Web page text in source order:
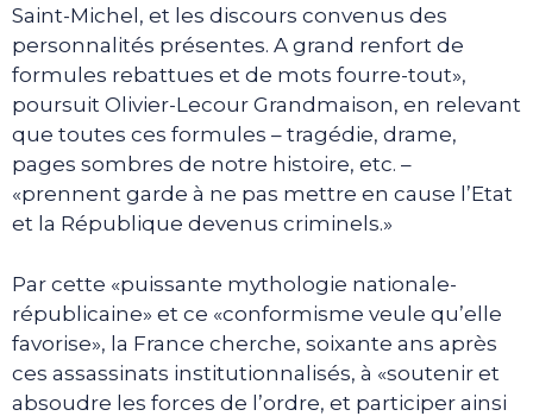
Saint-Michel, et les discours convenus des
personnalités présentes. A grand renfort de
formules rebattues et de mots fourre-tout»,
poursuit Olivier-Lecour Grandmaison, en relevant
que toutes ces formules – tragédie, drame,
pages sombres de notre histoire, etc. –
«prennent garde à ne pas mettre en cause l’Etat
et la République devenus criminels.»
Par cette «puissante mythologie nationale-
républicaine» et ce «conformisme veule qu’elle
favorise», la France cherche, soixante ans après
ces assassinats institutionnalisés, à «soutenir et
absoudre les forces de l’ordre, et participer ainsi